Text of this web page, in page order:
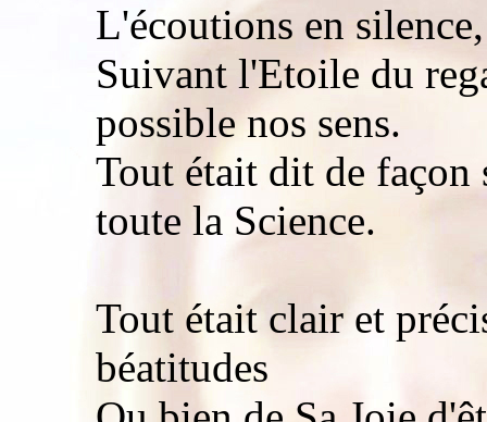
L'écoutions en silence,
Suivant l'Etoile du
possible nos sens.
Tout était dit de façon
toute la Science.
Tout était clair et
béatitudes